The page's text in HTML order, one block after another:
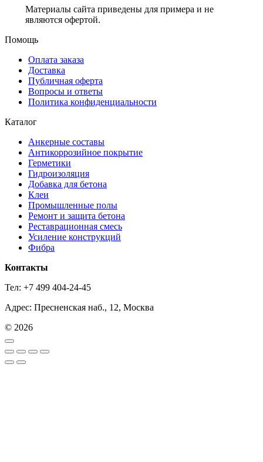
Материалы сайта приведены для примера и не
являются офертой.
Помощь
Оплата заказа
Доставка
Публичная оферта
Вопросы и ответы
Политика конфиденциальности
Каталог
Анкерные составы
Антикоррозийное покрытие
Герметики
Гидроизоляция
Добавка для бетона
Клеи
Промышленные полы
Ремонт и защита бетона
Реставрационная смесь
Усиление конструкций
Фибра
Контакты
Тел: +7 499 404-24-45
Адрес: Пресненская наб., 12, Москва
© 2026